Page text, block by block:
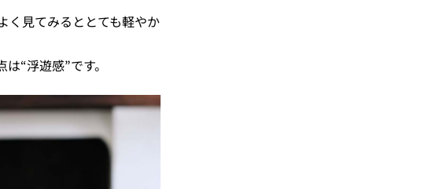
く見てみるととても軽やか
“浮遊感”です。